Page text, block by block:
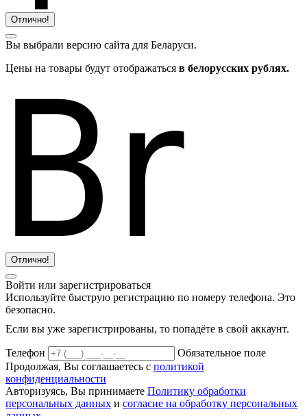
Отлично!
Вы выбрали версию сайта для Беларуси.
Цены на товары будут отображаться в белорусских рублях.
Отлично!
Войти или зарегистрироваться
Используйте быструю регистрацию по номеру телефона. Это
безопасно.
Если вы уже зарегистрированы, то попадёте в свой аккаунт.
Телефон
Обязательное поле
Продолжая, Вы соглашаетесь с политикой
конфиденциальности
Авторизуясь, Вы принимаете Политику обработки
персональных данных и согласие на обработку персональных